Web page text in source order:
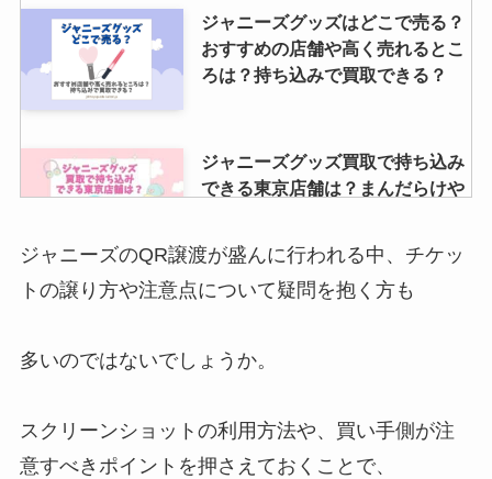
ジャニーズグッズはどこで売る？
おすすめの店舗や高く売れるとこ
ろは？持ち込みで買取できる？
ジャニーズグッズ買取で持ち込み
できる東京店舗は？まんだらけや
newsのファンクラブ会員数は？
のデザインも調査
高木雄也はどんな性格？身長や大
学などプロフィール・父親や実家
ジャニーズのQR譲渡が盛んに行われる中、チケッ
トの譲り方や注意点について疑問を抱く方も
多いのではないでしょうか。
スクリーンショットの利用方法や、買い手側が注
意すべきポイントを押さえておくことで、